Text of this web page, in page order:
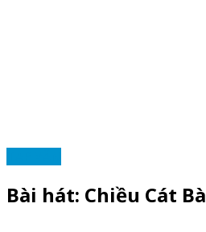
Bài hát: Chiều Cát Bà